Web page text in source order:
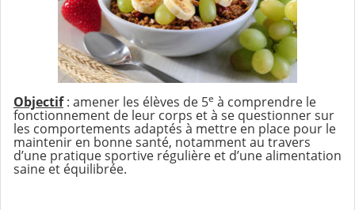
Objectif: amener les élèves de 5e à comprendre le
fonctionnement de leur corps et à se questionner sur
les comportements adaptés à mettre en place pour le
maintenir en bonne santé, notamment au travers
d’une pratique sportive régulière et d’une alimentation
saine et équilibrée.